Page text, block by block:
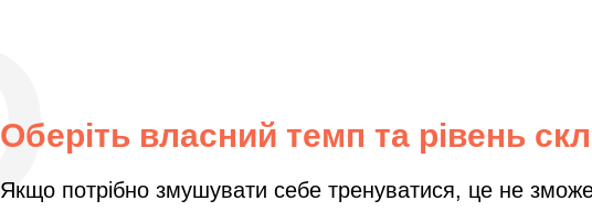
Оберіть власний темп та рівень
Якщо потрібно змушувати себе тренуватися, це не
О